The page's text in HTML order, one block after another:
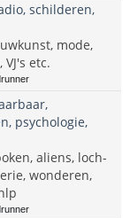
schilderen,
mode,
etc.
psychologie,
aliens, loch-
wonderen,